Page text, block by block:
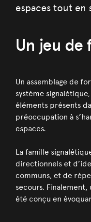
espaces tout en
Un jeu de
Un assemblage de
système
éléments présents
préoccupation à
espaces.
La famille
directionnels et
communs, et de
secours.
été conçu en